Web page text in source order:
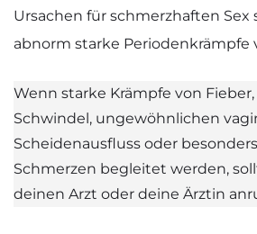
Ursachen für schmerzhaften Sex
abnorm starke Periodenkrämpfe
Wenn starke Krämpfe von
Schwindel, ungewöhnlichen
Scheidenausfluss oder
Schmerzen begleitet werden,
deinen Arzt oder deine Ärztin